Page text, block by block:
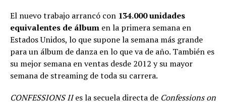
El nuevo trabajo arrancó con 134.000 unidades
equivalentes de álbum en la primera semana en
Estados Unidos, lo que supone la semana más grande
para un álbum de danza en lo que va de año. También es
su mejor semana en ventas desde 2012 y su mayor
semana de streaming de toda su carrera.
CONFESSIONS IIes la secuela directa de Confessions on